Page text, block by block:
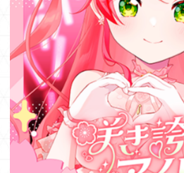
MUSIC
GOODS
SPECIAL
EN